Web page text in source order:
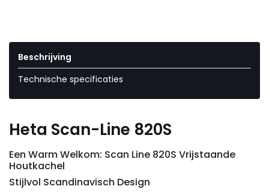
Beschrijving
Technische specificaties
Heta Scan-Line 820S
Een Warm Welkom: Scan Line 820S Vrijstaande
Houtkachel
Stijlvol Scandinavisch Design